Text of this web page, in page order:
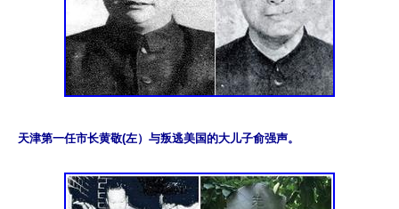
天津第一任市长黄敬(左）与叛逃美国的大儿子俞强声。